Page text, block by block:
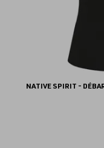
NATIVE SPIRIT -